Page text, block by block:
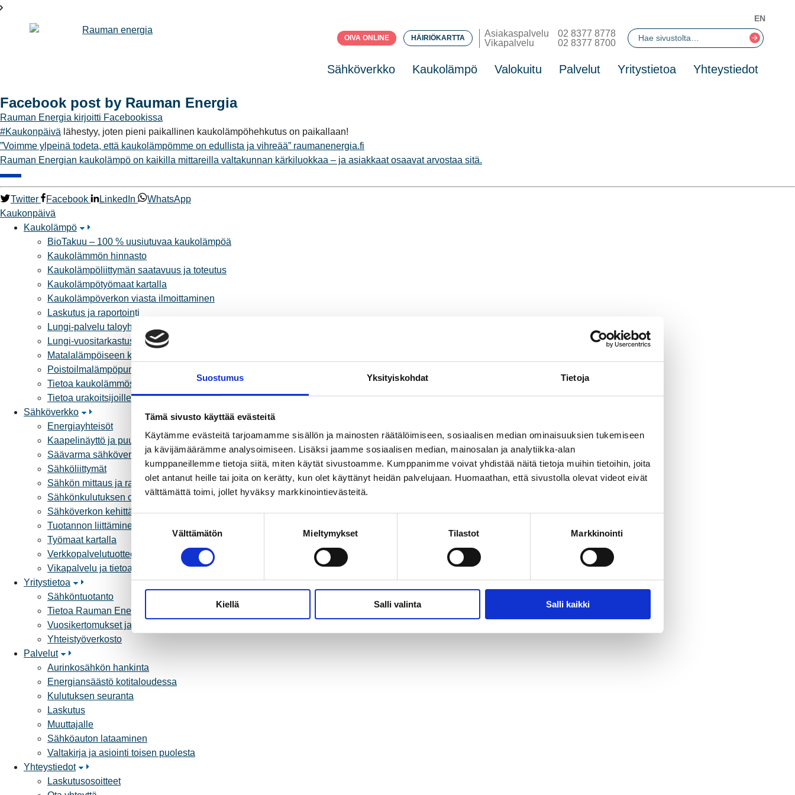
Suostumus Yksityiskohdat Tietoja
Tämä sivusto käyttää evästeitä
Käytämme evästeitä tarjoamamme sisällön ja mainosten räätälöimiseen, sosiaalisen median ominaisuuksien tukemiseen
ja kävijämäärämme analysoimiseen. Lisäksi jaamme sosiaalisen median, mainosalan ja analytiikka-alan
kumppaneillemme tietoja siitä, miten käytät sivustoamme. Kumppanimme voivat yhdistää näitä tietoja muihin tietoihin, joita
olet antanut heille tai joita on kerätty, kun olet käyttänyt heidän palvelujaan. Huomaathan, että sivustolla olevat videot eivät
välttämättä toimi, jollet hyväksy markkinointievästeitä.
k
e
Välttämätön Mieltymykset Tilastot Markkinointi
Kiellä Salli valinta Salli kaikki
OIVA ONLINE HÄIRIÖKARTTA Asiakaspalvelu
02 8377 8778
Vikapalvelu
02 8377 8700
Sähköverkko Kaukolämpö Valokuitu Palvelut Yritystietoa Yhteystiedot
EN
Facebook post by Rauman Energia
Rauman Energia kirjoitti Facebookissa
#Kaukonpäivä lähestyy, joten pieni paikallinen kaukolämpöhehkutus on paikallaan!
”Voimme ylpeinä todeta, että kaukolämpömme on edullista ja vihreää” raumanenergia.fi
Rauman Energian kaukolämpö on kaikilla mittareilla valtakunnan kärkiluokkaa – ja asiakkaat osaavat arvostaa sitä.
Twitter Facebook LinkedIn
WhatsApp
Kaukonpäivä
Kaukolämpö
BioTakuu – 100 % uusiutuvaa kaukolämpöä
Kaukolämmön hinnasto
Kaukolämpöliittymän saatavuus ja toteutus
Kaukolämpötyömaat kartalla
Kaukolämpöverkon viasta ilmoittaminen
Laskutus ja raportointi
Lungi-palvelu taloyhtiöille ja yrityksille
Lungi-vuositarkastus kuluttajille
Matalalämpöiseen kaukolämpöön siirtyminen
Poistoilmalämpöpumppu kaukolämpötaloon
Tietoa kaukolämmöstä
Tietoa urakoitsijoille
Sähköverkko
Energiayhteisöt
Kaapelinäyttö ja puunkaatoapu
Säävarma sähköverkko
Sähköliittymät
Sähkön mittaus ja raportointi
Sähkönkulutuksen ohjaus kiinteistössä
Sähköverkon kehittämissuunnitelma
Tuotannon liittäminen verkkoon
Työmaat kartalla
Verkkopalvelutuotteet ja hinnastot
Vikapalvelu ja tietoa jakeluhäiriöistä
Yritystietoa
Sähköntuotanto
Tietoa Rauman Energiasta
Vuosikertomukset ja asiakaslehti
Yhteistyöverkosto
Palvelut
Aurinkosähkön hankinta
Energiansäästö kotitaloudessa
Kulutuksen seuranta
Laskutus
Muuttajalle
Sähköauton lataaminen
Valtakirja ja asiointi toisen puolesta
Yhteystiedot
Laskutusosoitteet